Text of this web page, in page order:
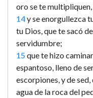
oro se te
14y se enorgullezca
tu Dios, que te sacó
servidumbre;
15 que te hizo
espantoso, lleno de
escorpiones, y de
agua de la roca del